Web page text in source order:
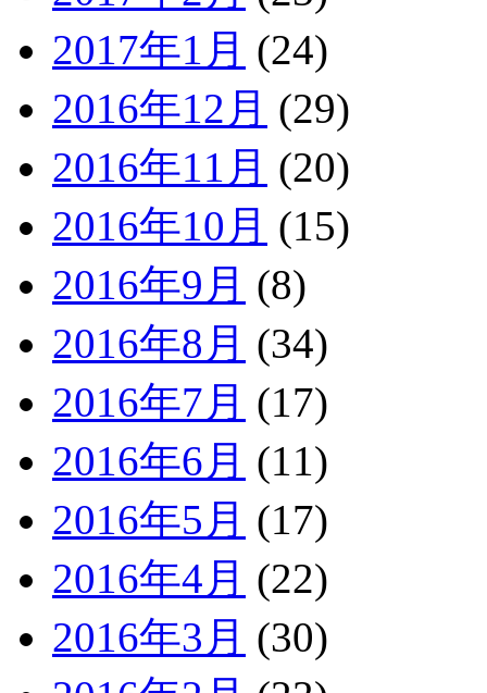
2017年1月 (24)
2016年12月 (29)
2016年11月 (20)
2016年10月 (15)
2016年9月 (8)
2016年8月 (34)
2016年7月 (17)
2016年6月 (11)
2016年5月 (17)
2016年4月 (22)
2016年3月 (30)